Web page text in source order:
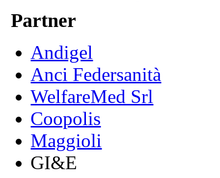
Partner
Andigel
Anci Federsanità
WelfareMed Srl
Coopolis
Maggioli
GI&E